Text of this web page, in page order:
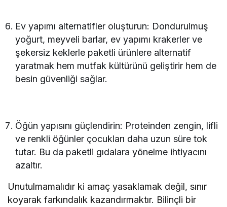
Ev yapımı alternatifler oluşturun: Dondurulmuş
yoğurt, meyveli barlar, ev yapımı krakerler ve
şekersiz keklerle paketli ürünlere alternatif
yaratmak hem mutfak kültürünü geliştirir hem de
besin güvenliği sağlar.
Öğün yapısını güçlendirin: Proteinden zengin, lifli
ve renkli öğünler çocukları daha uzun süre tok
tutar. Bu da paketli gıdalara yönelme ihtiyacını
azaltır.
Unutulmamalıdır ki amaç yasaklamak değil, sınır
koyarak farkındalık kazandırmaktır. Bilinçli bir